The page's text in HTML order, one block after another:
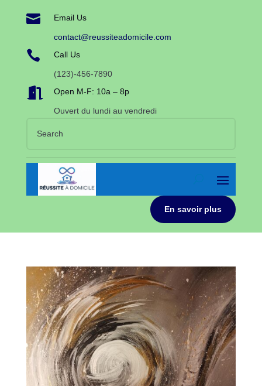
 Email Us
contact@reussiteadomicile.com
 Call Us
(123)-456-7890
 Open M-F: 10a – 8p
Ouvert du lundi au vendredi
En savoir plus